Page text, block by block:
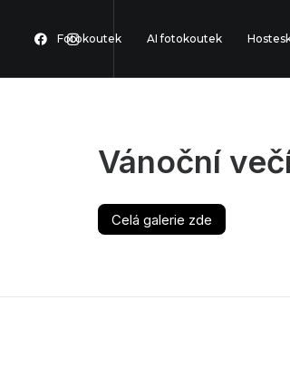
Fotokoutek AI fotokoutek
Vánoční
Celá galerie zde